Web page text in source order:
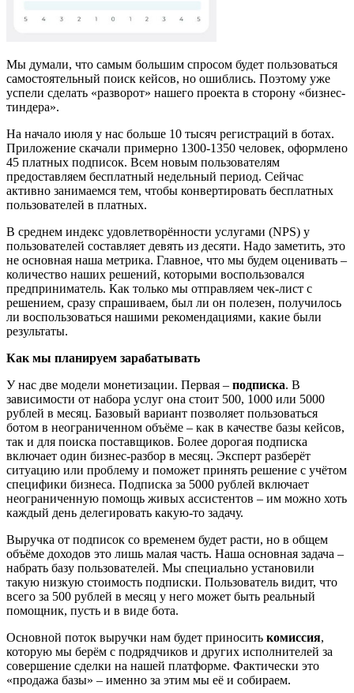
Мы думали, что самым большим спросом будет пользоваться
самостоятельный поиск кейсов, но ошиблись. Поэтому уже
успели сделать «разворот» нашего проекта в сторону «бизнес-
тиндера».
На начало июля у нас больше 10 тысяч регистраций в ботах.
Приложение скачали примерно 1300-1350 человек, оформлено
45 платных подписок. Всем новым пользователям
предоставляем бесплатный недельный период. Сейчас
активно занимаемся тем, чтобы конвертировать бесплатных
пользователей в платных.
В среднем индекс удовлетворённости услугами (NPS) у
пользователей составляет девять из десяти. Надо заметить, это
не основная наша метрика. Главное, что мы будем оценивать –
количество наших решений, которыми воспользовался
предприниматель. Как только мы отправляем чек-лист с
решением, сразу спрашиваем, был ли он полезен, получилось
ли воспользоваться нашими рекомендациями, какие были
результаты.
Как мы планируем зарабатывать
У нас две модели монетизации. Первая – подписка. В
зависимости от набора услуг она стоит 500, 1000 или 5000
рублей в месяц. Базовый вариант позволяет пользоваться
ботом в неограниченном объёме – как в качестве базы кейсов,
так и для поиска поставщиков. Более дорогая подписка
включает один бизнес-разбор в месяц. Эксперт разберёт
ситуацию или проблему и поможет принять решение с учётом
специфики бизнеса. Подписка за 5000 рублей включает
неограниченную помощь живых ассистентов – им можно хоть
каждый день делегировать какую-то задачу.
Выручка от подписок со временем будет расти, но в общем
объёме доходов это лишь малая часть. Наша основная задача –
набрать базу пользователей. Мы специально установили
такую низкую стоимость подписки. Пользователь видит, что
всего за 500 рублей в месяц у него может быть реальный
помощник, пусть и в виде бота.
Основной поток выручки нам будет приносить комиссия,
которую мы берём с подрядчиков и других исполнителей за
совершение сделки на нашей платформе. Фактически это
«продажа базы» – именно за этим мы её и собираем.